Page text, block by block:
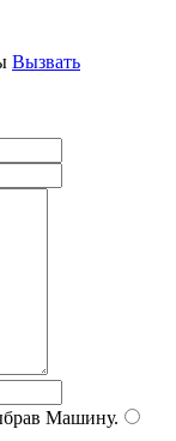
Вызвать
Машину.